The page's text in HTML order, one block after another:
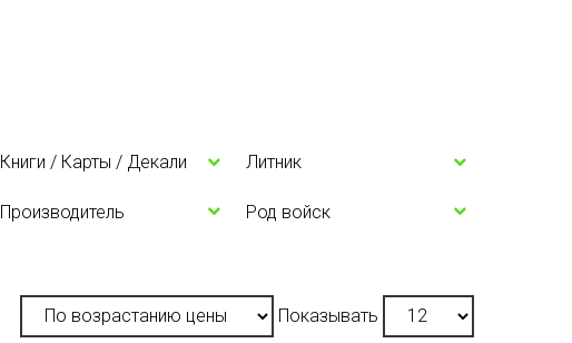
Книги / Карты / Декали Литник
Производитель Род войск
Показывать